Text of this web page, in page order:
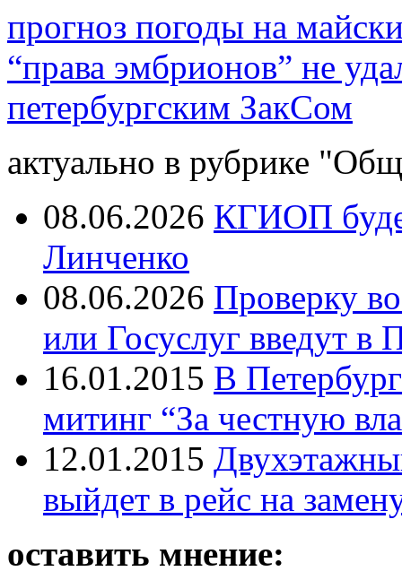
прогноз погоды на
“права эмбрионов” не
петербургским ЗакСом
актуально в рубрике
08.06.2026 КГИОП
Линченко
08.06.2026 Проверку
или Госуслуг введут в
16.01.2015 В
митинг “За честную
12.01.2015
выйдет в рейс на
оставить мнение: